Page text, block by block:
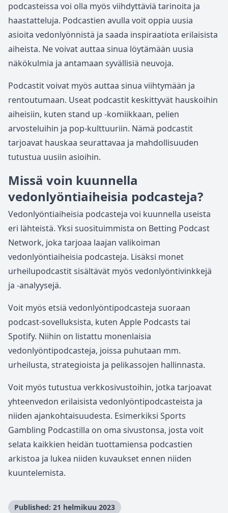
podcasteissa voi olla myös viihdyttäviä tarinoita ja
haastatteluja. Podcastien avulla voit oppia uusia
asioita vedonlyönnistä ja saada inspiraatiota erilaisista
aiheista. Ne voivat auttaa sinua löytämään uusia
näkökulmia ja antamaan syvällisiä neuvoja.
Podcastit voivat myös auttaa sinua viihtymään ja
rentoutumaan. Useat podcastit keskittyvät hauskoihin
aiheisiin, kuten stand up -komiikkaan, pelien
arvosteluihin ja pop-kulttuuriin. Nämä podcastit
tarjoavat hauskaa seurattavaa ja mahdollisuuden
tutustua uusiin asioihin.
Missä voin kuunnella
vedonlyöntiaiheisia podcasteja?
Vedonlyöntiaiheisia podcasteja voi kuunnella useista
eri lähteistä. Yksi suosituimmista on Betting Podcast
Network, joka tarjoaa laajan valikoiman
vedonlyöntiaiheisia podcasteja. Lisäksi monet
urheilupodcastit sisältävät myös vedonlyöntivinkkejä
ja -analyysejä.
Voit myös etsiä vedonlyöntipodcasteja suoraan
podcast-sovelluksista, kuten Apple Podcasts tai
Spotify. Niihin on listattu monenlaisia
vedonlyöntipodcasteja, joissa puhutaan mm.
urheilusta, strategioista ja pelikassojen hallinnasta.
Voit myös tutustua verkkosivustoihin, jotka tarjoavat
yhteenvedon erilaisista vedonlyöntipodcasteista ja
niiden ajankohtaisuudesta. Esimerkiksi Sports
Gambling Podcastilla on oma sivustonsa, josta voit
selata kaikkien heidän tuottamiensa podcastien
arkistoa ja lukea niiden kuvaukset ennen niiden
kuuntelemista.
Published: 21 helmikuu 2023